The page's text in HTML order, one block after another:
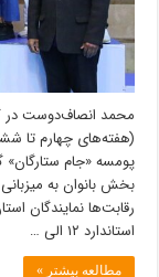
محمد انصاف‌دوست در
(هفته‌های چهارم تا
پومسه «جام
بخش بانوان به میزبانی
رقابت‌ها نمایندگان
استاندارد ۱۲ الی …
مطالعه بیشتر »